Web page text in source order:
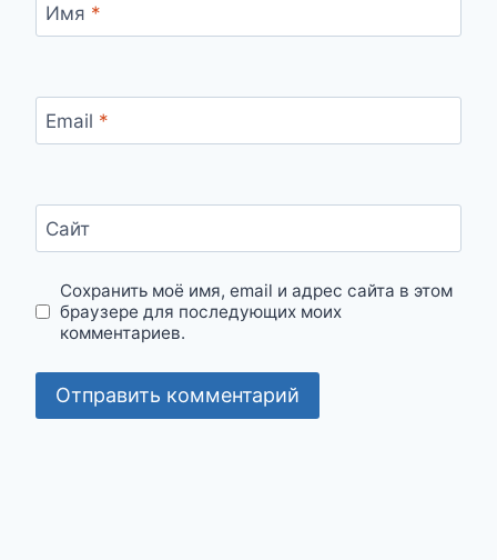
Имя *
Email *
Сайт
Сохранить моё имя, email и адрес сайта в этом
браузере для последующих моих
комментариев.